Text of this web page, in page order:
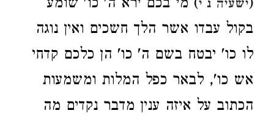
(ישעיה נ י) מי בכם ירא ה' כו' שומע
בקול עבדו אשר הלך חשכים ואין נוגה
לו כו' יבטח בשם ה' כו' הן כלכם קדחי
אש כו', לבאר כפל המלות ומשמעות
הכתוב על איזה ענין מדבר נקדים מה